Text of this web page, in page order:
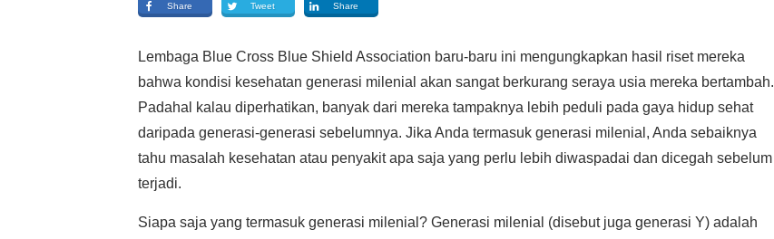
Share Tweet Share
Lembaga Blue Cross Blue Shield Association baru-baru ini mengungkapkan hasil riset mereka
bahwa kondisi kesehatan generasi milenial akan sangat berkurang seraya usia mereka bertambah.
Padahal kalau diperhatikan, banyak dari mereka tampaknya lebih peduli pada gaya hidup sehat
daripada generasi-generasi sebelumnya. Jika Anda termasuk generasi milenial, Anda sebaiknya
tahu masalah kesehatan atau penyakit apa saja yang perlu lebih diwaspadai dan dicegah sebelum
terjadi.
Siapa saja yang termasuk generasi milenial? Generasi milenial (disebut juga generasi Y) adalah